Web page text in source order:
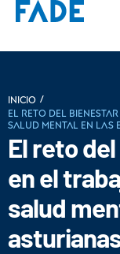
INICIO /
El reto del
salud mental en las
El reto
en el
salud